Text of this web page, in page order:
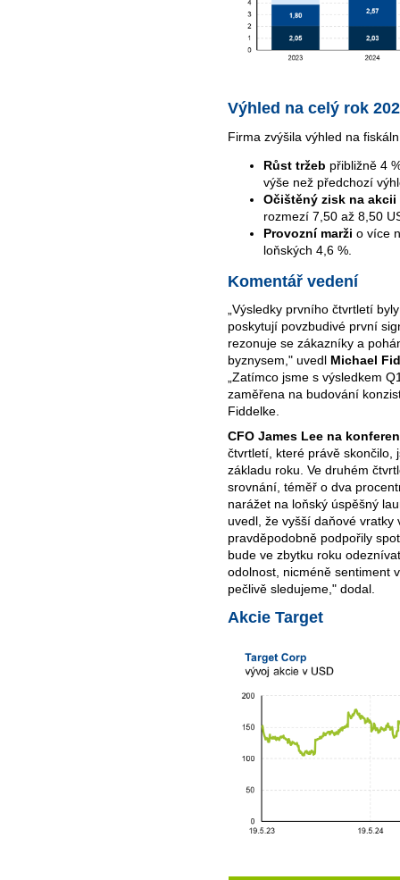
Výhled na celý rok
Firma zvýšila výhled na
Růst tržeb přibližně 4
výše než předchozí
Očištěný zisk na akcii
rozmezí 7,50 až 8,50
Provozní marži o více
loňských 4,6 %.
Komentář vedení
„Výsledky prvního čtvrtletí
poskytují povzbudivé první
rezonuje se zákazníky a
byznysem," uvedl Michael
„Zatímco jsme s výsledkem
zaměřena na budování
Fiddelke.
CFO James Lee na
čtvrtletí, které právě skončilo,
základu roku. Ve druhém
srovnání, téměř o dva
narážet na loňský úspěšný
uvedl, že vyšší daňové
pravděpodobně podpořily
bude ve zbytku roku
odolnost, nicméně sentiment
pečlivě sledujeme," dodal.
Akcie Target